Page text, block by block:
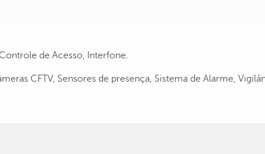
de Acesso, Interfone.
CFTV, Sensores de presença, Sistema de Alarme,